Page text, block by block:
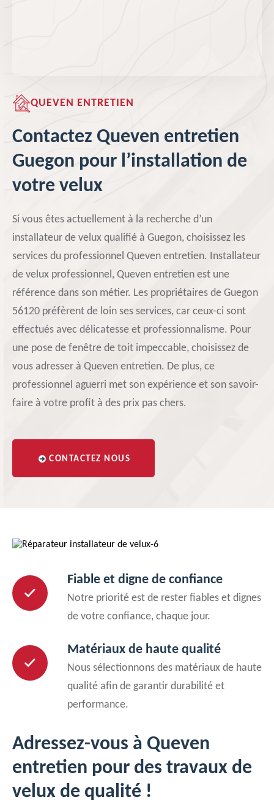
QUEVEN ENTRETIEN
Contactez Queven entretien
Guegon pour l’installation de
votre velux
Si vous êtes actuellement à la recherche d’un
installateur de velux qualifié à Guegon, choisissez les
services du professionnel Queven entretien. Installateur
de velux professionnel, Queven entretien est une
référence dans son métier. Les propriétaires de Guegon
56120 préfèrent de loin ses services, car ceux-ci sont
effectués avec délicatesse et professionnalisme. Pour
une pose de fenêtre de toit impeccable, choisissez de
vous adresser à Queven entretien. De plus, ce
professionnel aguerri met son expérience et son savoir-
faire à votre profit à des prix pas chers.
CONTACTEZ NOUS
Fiable et digne de confiance
Notre priorité est de rester fiables et dignes
de votre confiance, chaque jour.
Matériaux de haute qualité
Nous sélectionnons des matériaux de haute
qualité afin de garantir durabilité et
performance.
Adressez-vous à Queven
entretien pour des travaux de
velux de qualité !